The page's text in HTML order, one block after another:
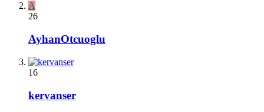
A
26
AyhanOtcuoglu
16
kervanser